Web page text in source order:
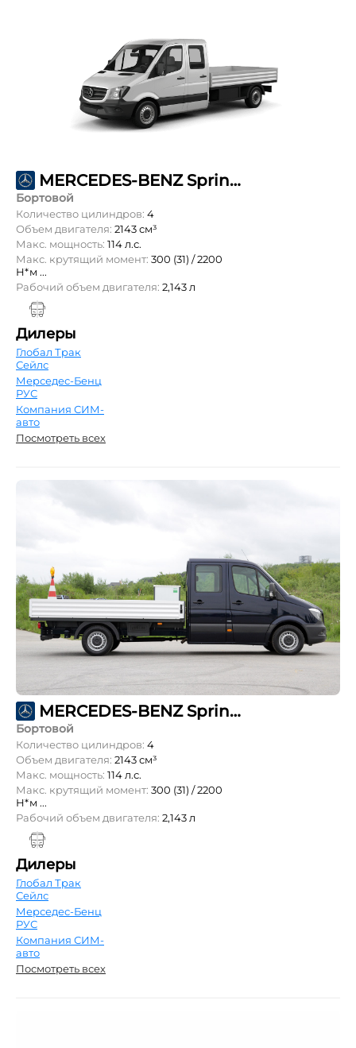
MERCEDES-BENZ Sprinter 211 CDI L2 DoubleCab 3т
Бортовой
Количество цилиндров: 4
Объем двигателя: 2143 см³
Макс. мощность: 114 л.с.
Макс. крутящий момент: 300 (31) / 2200
Н*м ...
Рабочий объем двигателя: 2,143 л
Дилеры
Глобал Трак
Сейлс
Мерседес-Бенц
РУС
Компания СИМ-
авто
Посмотреть всех
MERCEDES-BENZ Sprinter 211 CDI L2 DoubleCab 3,5т
Бортовой
Количество цилиндров: 4
Объем двигателя: 2143 см³
Макс. мощность: 114 л.с.
Макс. крутящий момент: 300 (31) / 2200
Н*м ...
Рабочий объем двигателя: 2,143 л
Дилеры
Глобал Трак
Сейлс
Мерседес-Бенц
РУС
Компания СИМ-
авто
Посмотреть всех